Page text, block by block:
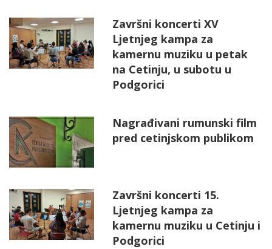
Završni koncerti XV
Ljetnjeg kampa za
kamernu muziku u petak
na Cetinju, u subotu u
Podgorici
Nagrađivani rumunski film
pred cetinjskom publikom
Završni koncerti 15.
Ljetnjeg kampa za
kamernu muziku u Cetinju i
Podgorici